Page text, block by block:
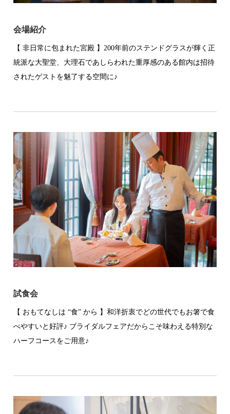
会場紹介
【 非日常に包まれた宮殿 】200年前のステンドグラスが輝く正
統派な大聖堂、大理石であしらわれた重厚感のある館内は招待
されたゲストを魅了する空間に♪
試食会
【 おもてなしは “食” から 】和洋折衷でどの世代でもお箸で食
べやすいと好評♪ ブライダルフェアだからこそ味わえる特別な
ハーフコースをご用意♪